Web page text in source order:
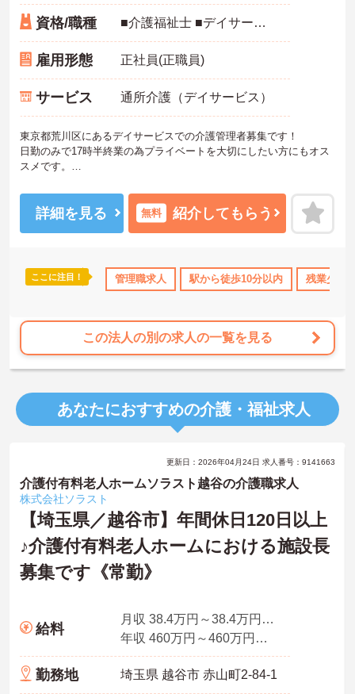
資格/職種 ■介護福祉士 ■デイサービス経験1年以上必須 ■普通自動車免許（AT限定可） ■マネジメント業務の経験がある方歓迎
雇用形態 正社員(正職員)
サービス 通所介護（デイサービス）
東京都荒川区にあるデイサービスでの介護管理者募集です！
日勤のみで17時半終業の為プライベートを大切にしたい方にもオス
スメです。
も、ブランクのある方も幅広い方が活躍できる環境です。
ご興味がある方は、ご面接のポイントをお伝えしますので、お気軽
にお問い合わせください。
詳細を見る 無料 紹介してもらう
ここに注目！ 管理職求人 駅から徒歩10分以内 残業少な
この法人の別の求人の一覧を見る
あなたにおすすめの介護・福祉求人
更新日：2026年04月24日 求人番号：9141663
介護付有料老人ホームソラスト越谷の介護職求人
株式会社ソラスト
【埼玉県／越谷市】年間休日120日以上
♪介護付有料老人ホームにおける施設長
募集です《常勤》
給料
月収 38.4万円～38.4万円（諸手当込）
年収 460万円～460万円程度 ※月収×12ヶ月+賞与2ヵ月分
勤務地 埼玉県 越谷市 赤山町2-84-1